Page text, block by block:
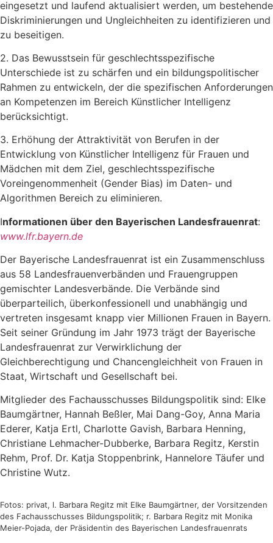
eingesetzt und laufend aktualisiert werden, um bestehende
Diskriminierungen und Ungleichheiten zu identifizieren und
zu beseitigen.
2. Das Bewusstsein für geschlechtsspezifische
Unterschiede ist zu schärfen und ein bildungspolitischer
Rahmen zu entwickeln, der die spezifischen Anforderungen
an Kompetenzen im Bereich Künstlicher Intelligenz
berücksichtigt.
3. Erhöhung der Attraktivität von Berufen in der
Entwicklung von Künstlicher Intelligenz für Frauen und
Mädchen mit dem Ziel, geschlechtsspezifische
Voreingenommenheit (Gender Bias) im Daten- und
Algorithmen Bereich zu eliminieren.
Informationen über den Bayerischen Landesfrauenrat:
www.lfr.bayern.de
Der Bayerische Landesfrauenrat ist ein Zusammenschluss
aus 58 Landesfrauenverbänden und Frauengruppen
gemischter Landesverbände. Die Verbände sind
überparteilich, überkonfessionell und unabhängig und
vertreten insgesamt knapp vier Millionen Frauen in Bayern.
Seit seiner Gründung im Jahr 1973 trägt der Bayerische
Landesfrauenrat zur Verwirklichung der
Gleichberechtigung und Chancengleichheit von Frauen in
Staat, Wirtschaft und Gesellschaft bei.
Mitglieder des Fachausschusses Bildungspolitik sind: Elke
Baumgärtner, Hannah Beßler, Mai Dang-Goy, Anna Maria
Ederer, Katja Ertl, Charlotte Gavish, Barbara Henning,
Christiane Lehmacher-Dubberke, Barbara Regitz, Kerstin
Rehm, Prof. Dr. Katja Stoppenbrink, Hannelore Täufer und
Christine Wutz.
Fotos: privat, l. Barbara Regitz mit Elke Baumgärtner, der Vorsitzenden
des Fachausschusses Bildungspolitik; r. Barbara Regitz mit Monika
Meier-Pojada, der Präsidentin des Bayerischen Landesfrauenrats